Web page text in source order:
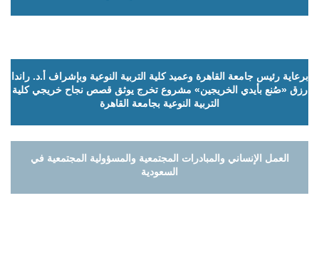
برعاية رئيس جامعة القاهرة وعميد كلية التربية النوعية وبإشراف أ.د. راندا
رزق «صُنع بأيدي الخريجين» مشروع تخرج يوثق قصص نجاح خريجي كلية
التربية النوعية بجامعة القاهرة
العمل الإنساني والمبادرات المجتمعية والمسؤولية المجتمعية في
السعودية